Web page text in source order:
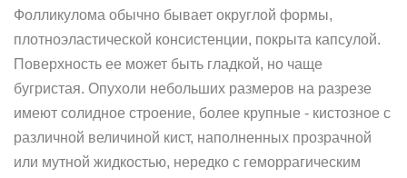
Фолликулома обычно бывает округлой формы,
плотноэластической консистенции, покрыта капсулой.
Поверхность ее может быть гладкой, но чаще
бугристая. Опухоли небольших размеров на разрезе
имеют солидное строение, более крупные - кистозное с
различной величиной кист, наполненных прозрачной
или мутной жидкостью, нередко с геморрагическим